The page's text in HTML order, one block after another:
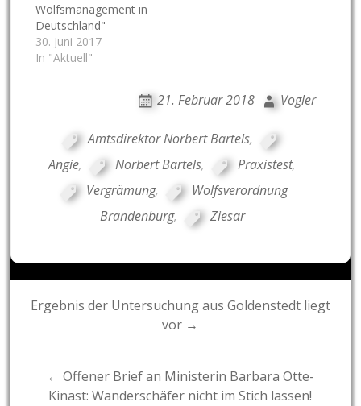
Wolfsmanagement in
Deutschland"
30. Juni 2017
In "Aktuell"
21. Februar 2018 Vogler
Amtsdirektor Norbert Bartels,
Angie, Norbert Bartels, Praxistest,
Vergrämung,
Wolfsverordnung
Brandenburg, Ziesar
Post
Ergebnis der Untersuchung aus Goldenstedt liegt
vor →
← Offener Brief an Ministerin Barbara Otte-
Kinast: Wanderschäfer nicht im Stich lassen!